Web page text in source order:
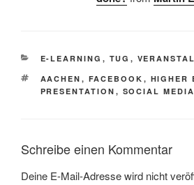
KATEGORIEN
E-LEARNING , TUG ,
SCHLAGWÖRTER
AACHEN , FACEBOOK , HIGHER
PRESENTATION , SOCIAL MEDIA
Schreibe einen Kommentar
Deine E-Mail-Adresse wird nicht